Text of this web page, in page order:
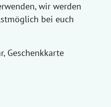
wir werden
bei euch
Geschenkkarte